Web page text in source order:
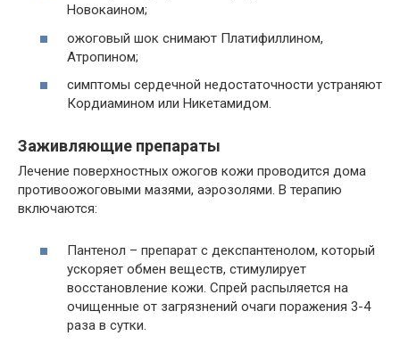
Новокаином;
ожоговый шок снимают Платифиллином,
Атропином;
симптомы сердечной недостаточности устраняют
Кордиамином или Никетамидом.
Заживляющие препараты
Лечение поверхностных ожогов кожи проводится дома
противоожоговыми мазями, аэрозолями. В терапию
включаются:
Пантенол – препарат с декспантенолом, который
ускоряет обмен веществ, стимулирует
восстановление кожи. Спрей распыляется на
очищенные от загрязнений очаги поражения 3-4
раза в сутки.